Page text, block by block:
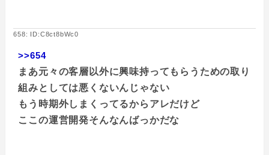
658: ID:C8ct8bWc0
>>654
まあ元々の客層以外に興味持ってもらうための取り
組みとしては悪くないんじゃない
もう時期外しまくってるからアレだけど
ここの運営開発そんなんばっかだな